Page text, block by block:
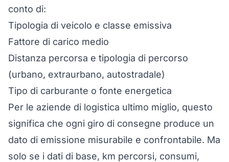
conto di:
Tipologia di veicolo e classe emissiva
Fattore di carico medio
Distanza percorsa e tipologia di percorso
(urbano, extraurbano, autostradale)
Tipo di carburante o fonte energetica
Per le aziende di logistica ultimo miglio, questo
significa che ogni giro di consegne produce un
dato di emissione misurabile e confrontabile. Ma
solo se i dati di base, km percorsi, consumi,